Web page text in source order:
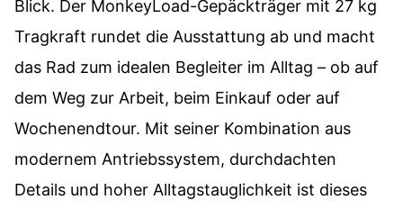
Blick. Der MonkeyLoad-Gepäckträger mit 27 kg
Tragkraft rundet die Ausstattung ab und macht
das Rad zum idealen Begleiter im Alltag – ob auf
dem Weg zur Arbeit, beim Einkauf oder auf
Wochenendtour. Mit seiner Kombination aus
modernem Antriebssystem, durchdachten
Details und hoher Alltagstauglichkeit ist dieses